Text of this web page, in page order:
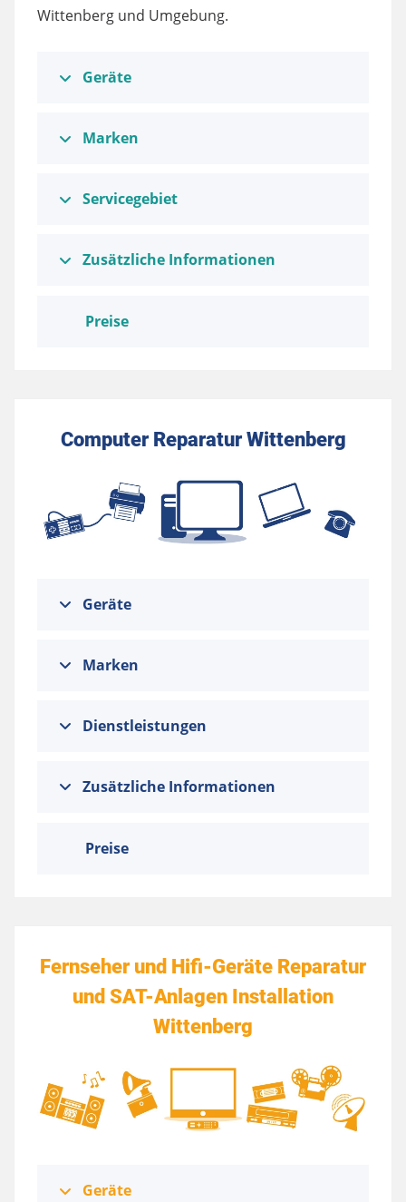
Wittenberg und Umgebung.
Geräte
Marken
Servicegebiet
Zusätzliche Informationen
Preise
Computer Reparatur Wittenberg
Geräte
Marken
Dienstleistungen
Zusätzliche Informationen
Preise
Fernseher und Hifi-Geräte Reparatur
und SAT-Anlagen Installation
Wittenberg
Geräte